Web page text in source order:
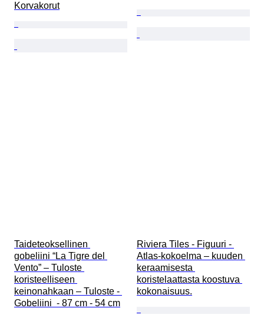
Korvakorut
Taideteoksellinen
gobeliini “La Tigre del
Vento” – Tuloste
koristeelliseen
keinonahkaan – Tuloste -
Gobeliini  - 87 cm - 54 cm
Riviera Tiles - Figuuri -
Atlas-kokoelma – kuuden
keraamisesta
koristelaattasta koostuva
kokonaisuus.